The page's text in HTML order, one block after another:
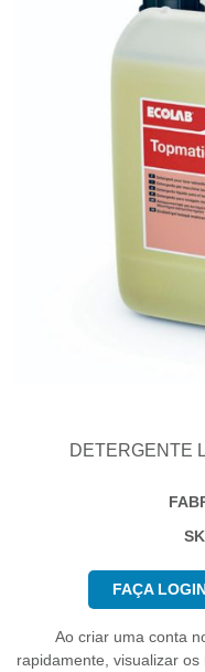
DETERGENTE
FAÇA
Ao criar uma conta
rapidamente, visualizar